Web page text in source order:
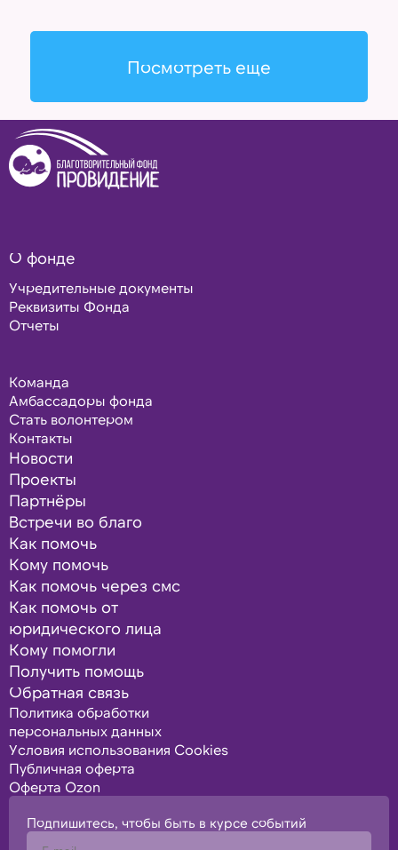
Посмотреть еще
О фонде
Учредительные документы
Реквизиты Фонда
Отчеты
Команда
Амбассадоры фонда
Стать волонтером
Контакты
Новости
Проекты
Партнёры
Встречи во благо
Как помочь
Кому помочь
Как помочь через смс
Как помочь от
юридического лица
Кому помогли
Получить помощь
Обратная связь
Политика обработки
персональных данных
Условия использования Cookies
Публичная оферта
Оферта Ozon
Подпишитесь, чтобы быть в курсе событий